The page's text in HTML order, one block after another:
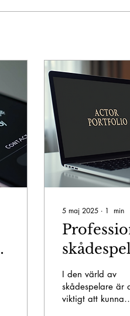
5 maj 2025 ∙ 1 min
Annika
portfolio
I den värld av
skådespelare är
viktigt att kunna